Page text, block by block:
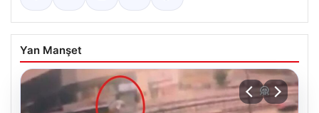
Yan Manşet